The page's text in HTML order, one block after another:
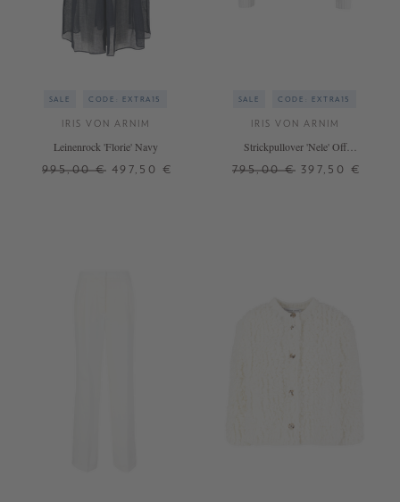
SALE CODE: EXTRA15
IRIS VON ARNIM
Leinenrock 'Florie' Navy
995,00 € 497,50 €
SALE CODE: EXTRA15
IRIS VON ARNIM
Strickpullover 'Nele' Off
795,00 € 397,50 €